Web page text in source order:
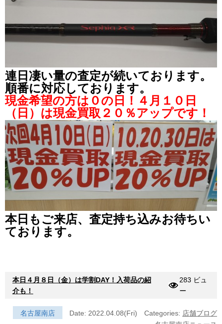
連日凄い量の査定が続いております。
順番に対応しております。
現金希望の方は０の日！４月１０日
（日）は現金買取２０％アップです！
本日もご来店、査定持ち込みお待ちい
ております。
本日４月８日（金）は学割DAY！入荷品の紹
介も！
283 ビュ
ー
名古屋南店 Date: 2022.04.08(Fri) Categories: 店舗ブログ